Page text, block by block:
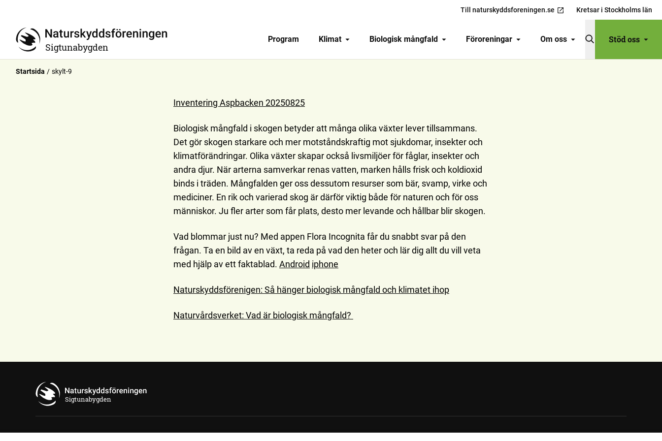
Till naturskyddsforeningen.se Kretsar i Stockholms län
Sigtunabygden
Program Klimat Biologisk mångfald Föroreningar Om oss Stöd oss
Startsida skylt-9
Inventering Aspbacken 20250825
Biologisk mångfald i skogen betyder att många olika växter lever tillsammans.
Det gör skogen starkare och mer motståndskraftig mot sjukdomar, insekter och
klimatförändringar. Olika växter skapar också livsmiljöer för fåglar, insekter och
andra djur. När arterna samverkar renas vatten, marken hålls frisk och koldioxid
binds i träden. Mångfalden ger oss dessutom resurser som bär, svamp, virke och
mediciner. En rik och varierad skog är därför viktig både för naturen och för oss
människor. Ju fler arter som får plats, desto mer levande och hållbar blir skogen.
Vad blommar just nu? Med appen Flora Incognita får du snabbt svar på den
frågan. Ta en bild av en växt, ta reda på vad den heter och lär dig allt du vill veta
med hjälp av ett faktablad. Android iphone
Naturskyddsförenigen: Så hänger biologisk mångfald och klimatet ihop
Naturvårdsverket: Vad är biologisk mångfald?
Sigtunabygden